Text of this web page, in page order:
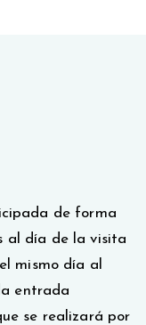
de forma
al día de la visita
mismo día al
entrada
se realizará por